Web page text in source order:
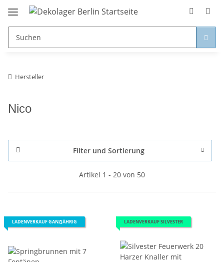
Hersteller
Nico
Filter und Sortierung
Artikel 1 - 20 von 50
LADENVERKAUF GANZJÄHRIG LADENVERKAUF SILVESTER